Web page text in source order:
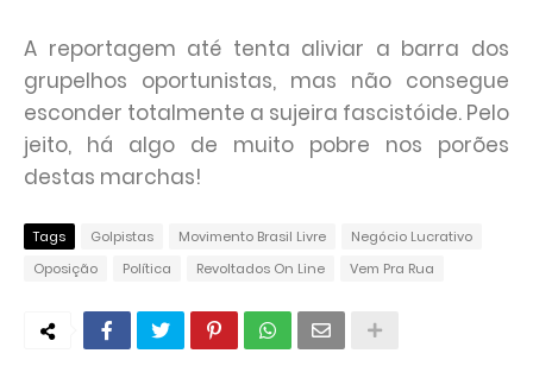
A reportagem até tenta aliviar a barra dos
grupelhos oportunistas, mas não consegue
esconder totalmente a sujeira fascistóide. Pelo
jeito, há algo de muito pobre nos porões
destas marchas!
Tags Golpistas Movimento Brasil Livre
Negócio Lucrativo
Oposição
Política Revoltados On Line Vem Pra Rua